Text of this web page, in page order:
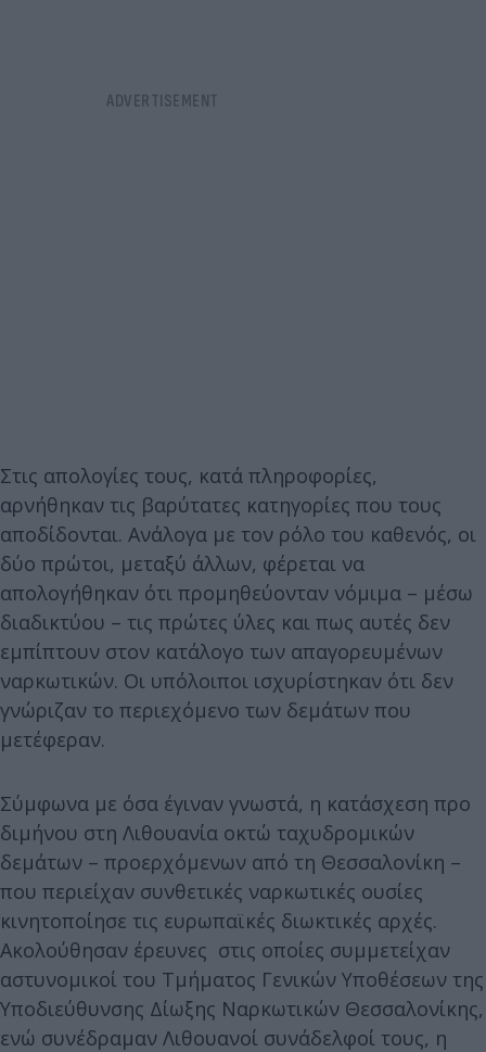
Στις απολογίες τους, κατά πληροφορίες,
αρνήθηκαν τις βαρύτατες κατηγορίες που τους
αποδίδονται. Ανάλογα με τον ρόλο του καθενός, οι
δύο πρώτοι, μεταξύ άλλων, φέρεται να
απολογήθηκαν ότι προμηθεύονταν νόμιμα – μέσω
διαδικτύου – τις πρώτες ύλες και πως αυτές δεν
εμπίπτουν στον κατάλογο των απαγορευμένων
ναρκωτικών. Οι υπόλοιποι ισχυρίστηκαν ότι δεν
γνώριζαν το περιεχόμενο των δεμάτων που
μετέφεραν.
Σύμφωνα με όσα έγιναν γνωστά, η κατάσχεση προ
διμήνου στη Λιθουανία οκτώ ταχυδρομικών
δεμάτων – προερχόμενων από τη Θεσσαλονίκη –
που περιείχαν συνθετικές ναρκωτικές ουσίες
κινητοποίησε τις ευρωπαϊκές διωκτικές αρχές.
Ακολούθησαν έρευνες στις οποίες συμμετείχαν
αστυνομικοί του Τμήματος Γενικών Υποθέσεων της
Υποδιεύθυνσης Δίωξης Ναρκωτικών Θεσσαλονίκης,
ενώ συνέδραμαν Λιθουανοί συνάδελφοί τους, η